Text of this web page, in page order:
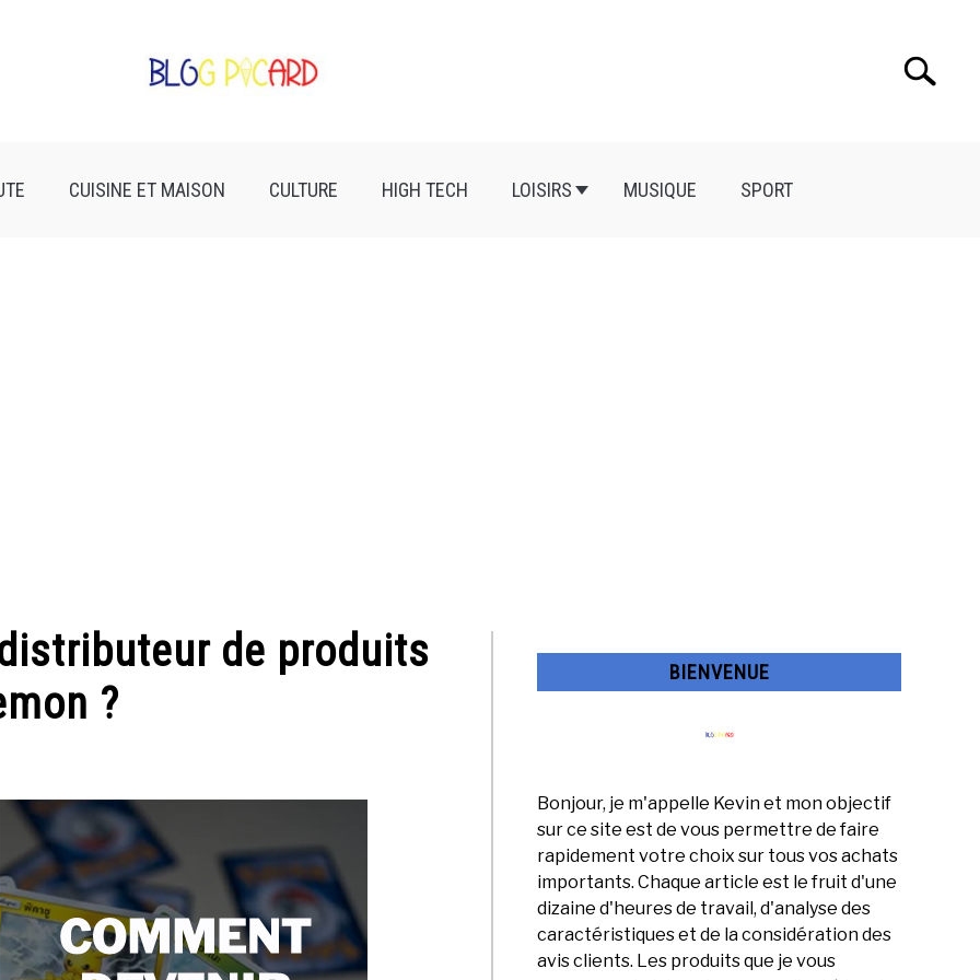
Search
CUISINE ET MAISON CULTURE HIGH TECH LOISIRS MUSIQUE SPORT
de produits
?
BIENVENUE
Bonjour, je m'appelle Kevin et mon objectif
sur ce site est de vous permettre de faire
rapidement votre choix sur tous vos achats
importants. Chaque article est le fruit d'une
dizaine d'heures de travail, d'analyse des
caractéristiques et de la considération des
avis clients. Les produits que je vous